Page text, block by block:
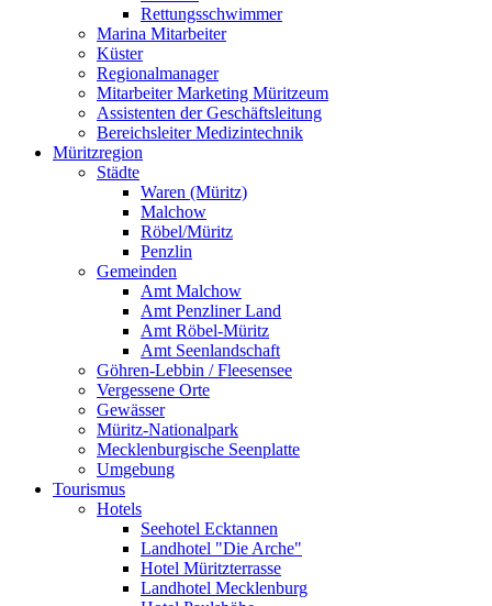
Rettungsschwimmer
Marina Mitarbeiter
Küster
Regionalmanager
Mitarbeiter Marketing Müritzeum
Assistenten der Geschäftsleitung
Bereichsleiter Medizintechnik
Müritzregion
Städte
Waren (Müritz)
Malchow
Röbel/Müritz
Penzlin
Gemeinden
Amt Malchow
Amt Penzliner Land
Amt Röbel-Müritz
Amt Seenlandschaft
Göhren-Lebbin / Fleesensee
Vergessene Orte
Gewässer
Müritz-Nationalpark
Mecklenburgische Seenplatte
Umgebung
Tourismus
Hotels
Seehotel Ecktannen
Landhotel "Die Arche"
Hotel Müritzterrasse
Landhotel Mecklenburg